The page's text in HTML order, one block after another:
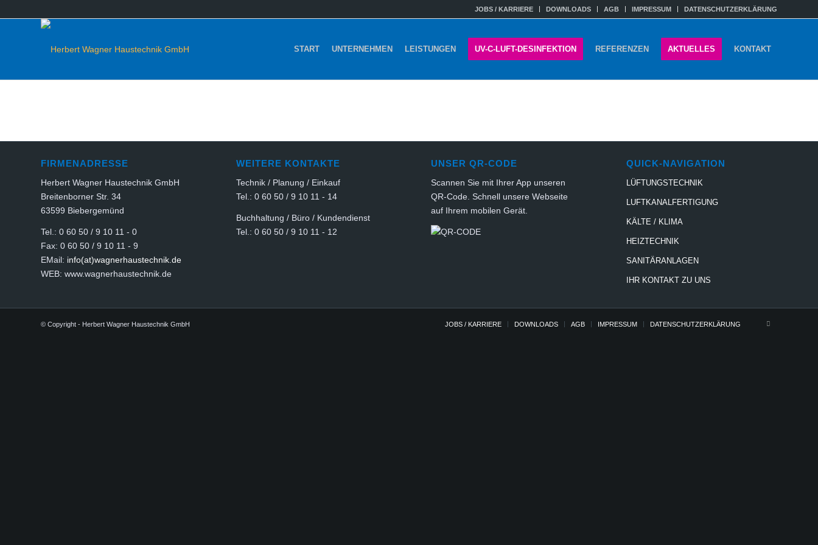
JOBS / KARRIERE DOWNLOADS AGB IMPRESSUM DATENSCHUTZERKLÄRUNG
START UNTERNEHMEN LEISTUNGEN UV-C-LUFT-DESINFEKTION REFERENZEN AKTUELLES KONTAKT
FIRMENADRESSE
Herbert Wagner Haustechnik GmbH
Breitenborner Str. 34
63599 Biebergemünd
Tel.: 0 60 50 / 9 10 11 - 0
Fax: 0 60 50 / 9 10 11 - 9
EMail: info(at)wagnerhaustechnik.de
WEB: www.wagnerhaustechnik.de
WEITERE KONTAKTE
Technik / Planung / Einkauf
Tel.: 0 60 50 / 9 10 11 - 14
Buchhaltung / Büro / Kundendienst
Tel.: 0 60 50 / 9 10 11 - 12
UNSER QR-CODE
Scannen Sie mit Ihrer App unseren
QR-Code. Schnell unsere Webseite
auf Ihrem mobilen Gerät.
QUICK-NAVIGATION
LÜFTUNGSTECHNIK
LUFTKANALFERTIGUNG
KÄLTE / KLIMA
HEIZTECHNIK
SANITÄRANLAGEN
IHR KONTAKT ZU UNS
© Copyright - Herbert Wagner Haustechnik GmbH JOBS / KARRIERE DOWNLOADS AGB IMPRESSUM DATENSCHUTZERKLÄRUNG